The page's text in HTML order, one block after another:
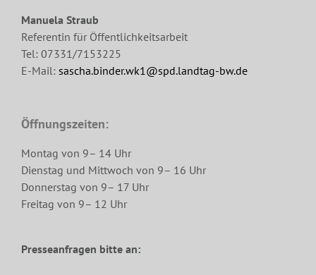
Manuela Straub
Referentin für Öffentlichkeitsarbeit
Tel: 07331/7153225
E-Mail: sascha.binder.wk1@spd.landtag-bw.de
Öffnungszeiten:
Montag von 9– 14 Uhr
Dienstag und Mittwoch von 9– 16 Uhr
Donnerstag von 9– 17 Uhr
Freitag von 9– 12 Uhr
Presseanfragen bitte an: